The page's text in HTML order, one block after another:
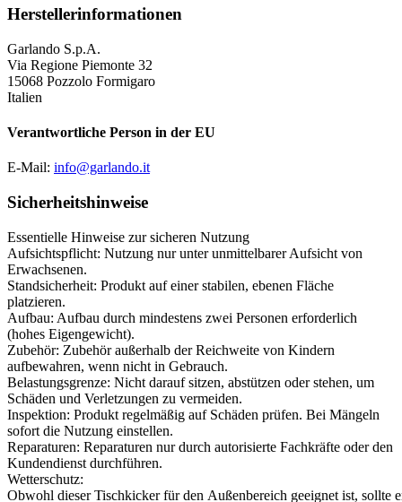
Herstellerinformationen
Garlando S.p.A.
Via Regione Piemonte 32
15068 Pozzolo Formigaro
Italien
Verantwortliche Person in der EU
E-Mail: info@garlando.it
Sicherheitshinweise
Essentielle Hinweise zur sicheren Nutzung
Aufsichtspflicht: Nutzung nur unter unmittelbarer Aufsicht von
Erwachsenen.
Standsicherheit: Produkt auf einer stabilen, ebenen Fläche
platzieren.
Aufbau: Aufbau durch mindestens zwei Personen erforderlich
(hohes Eigengewicht).
Zubehör: Zubehör außerhalb der Reichweite von Kindern
aufbewahren, wenn nicht in Gebrauch.
Belastungsgrenze: Nicht darauf sitzen, abstützen oder stehen, um
Schäden und Verletzungen zu vermeiden.
Inspektion: Produkt regelmäßig auf Schäden prüfen. Bei Mängeln
sofort die Nutzung einstellen.
Reparaturen: Reparaturen nur durch autorisierte Fachkräfte oder den
Kundendienst durchführen.
Wetterschutz:
Obwohl dieser Tischkicker für den Außenbereich geeignet ist, sollte